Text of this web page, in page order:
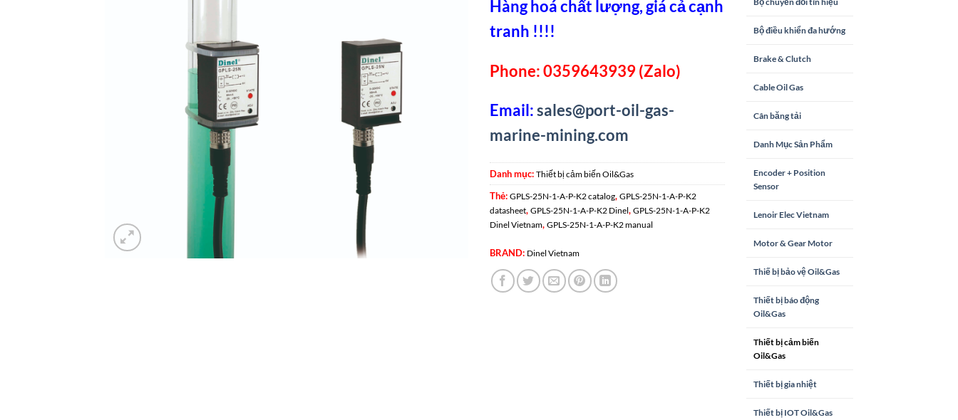
Hàng hoá chất lượng, giá cả cạnh
tranh !!!!
Phone: 0359643939 (Zalo)
Email:sales@port-oil-gas-
marine-mining.com
Danh mục: Thiết bị cảm biến Oil&Gas
Thẻ: GPLS-25N-1-A-P-K2 catalog, GPLS-25N-1-A-P-K2
datasheet, GPLS-25N-1-A-P-K2 Dinel, GPLS-25N-1-A-P-K2
Dinel Vietnam, GPLS-25N-1-A-P-K2 manual
BRAND: Dinel Vietnam
Bộ điều khiển đa hướng
Brake & Clutch
Cable Oil Gas
Cân băng tải
Danh Mục Sản Phẩm
Encoder + Position
Sensor
Lenoir Elec Vietnam
Motor & Gear Motor
Thiế bị bảo vệ Oil&Gas
Thiết bị báo động
Oil&Gas
Thiết bị cảm biến
Oil&Gas
Thiết bị gia nhiệt
Thiết bị IOT Oil&Gas